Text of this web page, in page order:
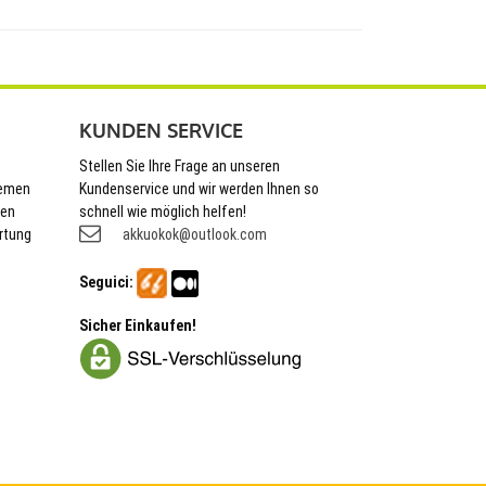
KUNDEN SERVICE
Stellen Sie Ihre Frage an unseren
Kundenservice und wir werden Ihnen so
schnell wie möglich helfen!
akkuokok@outlook.com
Seguici:
Sicher Einkaufen!